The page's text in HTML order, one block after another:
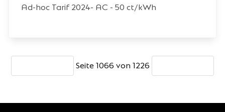
Ad-hoc Tarif 2024- AC - 50 ct/kWh
Seite 1066 von 1226